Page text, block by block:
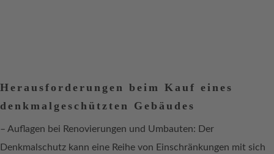
Herausforderungen beim Kauf eines
denkmalgeschützten Gebäudes
– Auflagen bei Renovierungen und Umbauten: Der
Denkmalschutz kann eine Reihe von Einschränkungen mit sich